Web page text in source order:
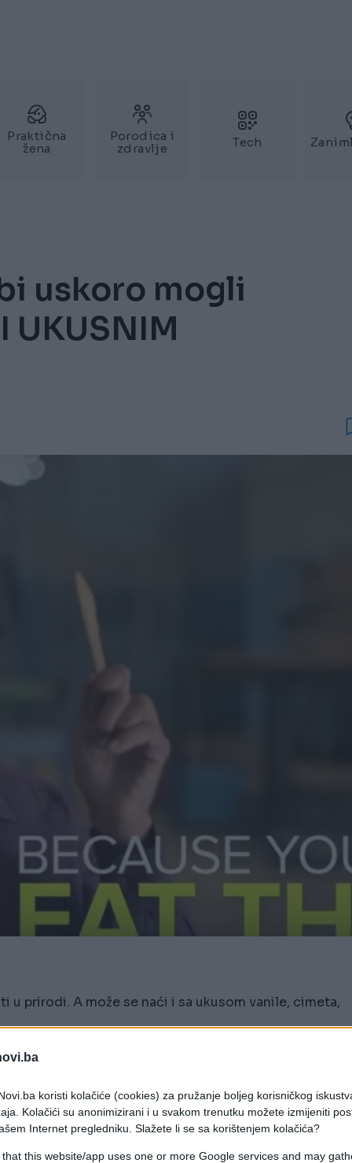
koristi kolačiće (cookies) za pružanje boljeg korisničkog
Kolačići su anonimizirani i u svakom trenutku možete izmijeniti
Internet pregledniku. Slažete li se sa korištenjem kolačića?
that this website/app uses one or more Google services and may
Praktična
žena
Porodica i
zdravlje
Tech
uskoro mogli
UKUSNIM
prirodi. A može se naći i sa ukusom vanile, cimeta,
u prirodi. A može se naći i sa ukusom
za proizvodnju mnoštva predmeta, njena
u očuvanju Planete, pribor za jelo koji je
dugačku razgradnju.